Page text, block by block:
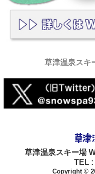
草津温泉スキ
草津温泉スキー場
TEL :
Copyright ©